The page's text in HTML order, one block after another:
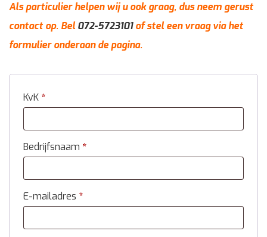
Als particulier helpen wij u ook graag, dus neem gerust
contact op. Bel072-5723101of stel een vraag via het
formulier onderaan de pagina.
KvK *
Bedrijfsnaam *
E-mailadres *